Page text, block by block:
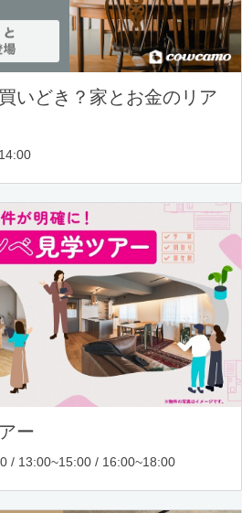
いどき？家とお金のリア
ー
/ 13:00~15:00 / 16:00~18:00